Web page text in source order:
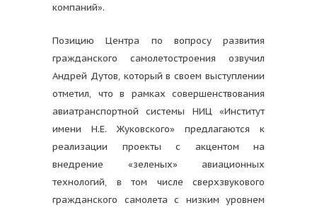
компаний».
Позицию Центра по вопросу развития
гражданского самолетостроения озвучил
Андрей Дутов, который в своем выступлении
отметил, что в рамках совершенствования
авиатранспортной системы НИЦ «Институт
имени Н.Е. Жуковского» предлагаются к
реализации проекты с акцентом на
внедрение «зеленых» авиационных
технологий, в том числе сверхзвукового
гражданского самолета с низким уровнем